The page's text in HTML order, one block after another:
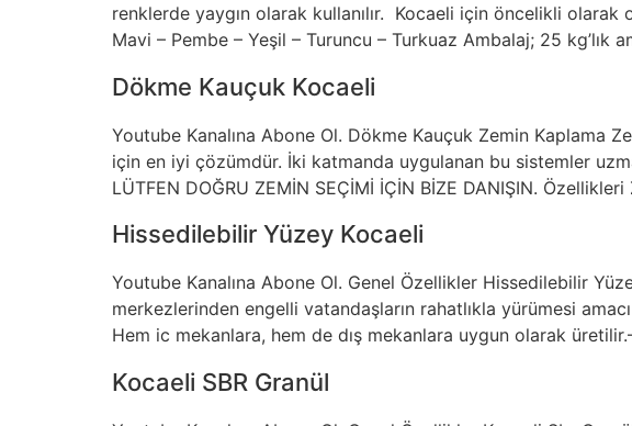
renklerde yaygın olarak kullanılır. Kocaeli için öncelikli olarak
Mavi – Pembe – Yeşil – Turuncu – Turkuaz Ambalaj; 25 kg’lık
Dökme Kauçuk Kocaeli
Youtube Kanalına Abone Ol. Dökme Kauçuk Zemin Kaplama
için en iyi çözümdür. İki katmanda uygulanan bu sistemler
LÜTFEN DOĞRU ZEMİN SEÇİMİ İÇİN BİZE DANIŞIN.
Hissedilebilir Yüzey Kocaeli
Youtube Kanalına Abone Ol. Genel Özellikler Hissedilebilir
merkezlerinden engelli vatandaşların rahatlıkla yürümesi
Hem ic mekanlara, hem de dış mekanlara uygun olarak
Kocaeli SBR Granül